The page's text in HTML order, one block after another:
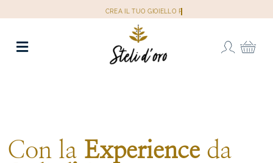
contenuto
Toggle
Con la Experience da